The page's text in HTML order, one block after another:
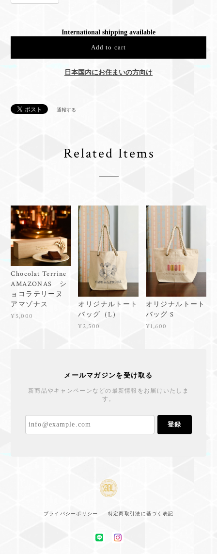
International shipping available
Add to cart
日本国内にお住まいの方向け
通報する
Related Items
Chocolat Terrine
AMAZONAS シ
ョコラテリーヌ
アマゾナス
¥5,000
オリジナルトート
バッグ（L）
¥2,500
オリジナルトート
バッグ S
¥1,600
メールマガジンを受け取る
新商品やキャンペーンなどの最新情報をお届けいたしま
す。
登録
プライバシーポリシー 特定商取引法に基づく表記